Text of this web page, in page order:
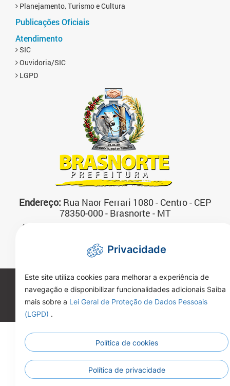
Planejamento, Turismo e Cultura
Publicações Oficiais
Atendimento
SIC
Ouvidoria/SIC
LGPD
Endereço: Rua Naor Ferrari 1080 - Centro - CEP
78350-000 - Brasnorte - MT
Atendimento:
Telefone: (66)3592-3200
Copyright 2026. Todos os direitos reservados.
Privacidade
Este site utiliza cookies para melhorar a experiência de
navegação e disponibilizar funcionalidades adicionais Saiba
mais sobre a Lei Geral de Proteção de Dados Pessoais
(LGPD) .
Política de cookies
Política de privacidade